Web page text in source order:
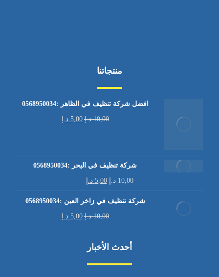
منتجاتنا
افضل شركة تنظيف في الظاهر :0568950034
10,00 د.إ 5,00 د.إ
شركة تنظيف في اليحر :0568950034
10,00 د.إ 5,00 د.إ
شركة تنظيف في زاخر العين :0568950034
10,00 د.إ 5,00 د.إ
أحدث الأخبار